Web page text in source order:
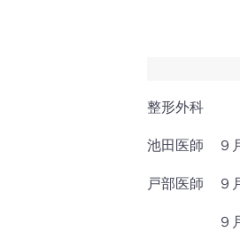
整形外科
池田医師 ９
戸部医師 ９
９月１